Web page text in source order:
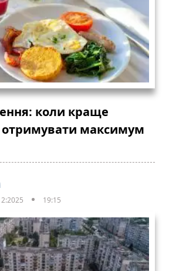
коли краще
отримувати максимум
19:15